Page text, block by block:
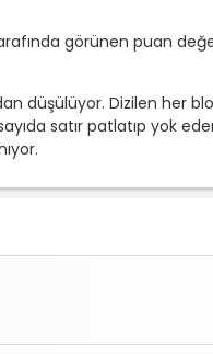
görünen puan
düşülüyor. Dizilen her
satır patlatıp yok